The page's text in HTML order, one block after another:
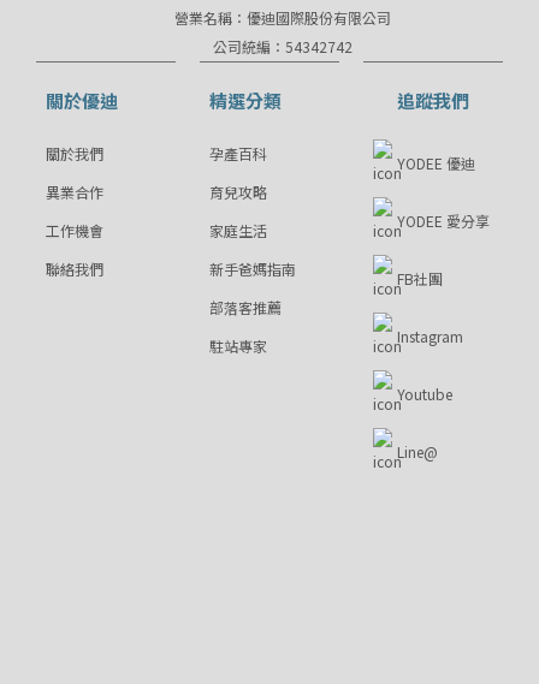
營業名稱：優迪國際股份有限公司
公司統編：54342742
關於優迪
關於我們
異業合作
工作機會
聯絡我們
精選分類
孕產百科
育兒攻略
家庭生活
新手爸媽指南
部落客推薦
駐站專家
追蹤我們
YODEE 優迪
YODEE 愛分享
FB社團
Instagram
Youtube
Line@